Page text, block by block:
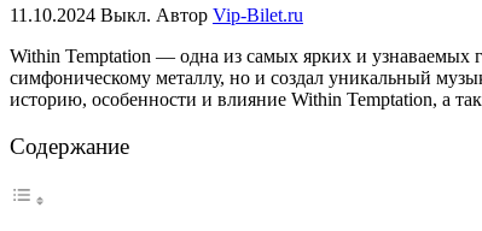
11.10.2024 Выкл. Автор Vip-Bilet.ru
Within Temptation — одна из самых ярких и узнаваемых
симфоническому металлу, но и создал уникальный
историю, особенности и влияние Within Temptation, а
Содержание